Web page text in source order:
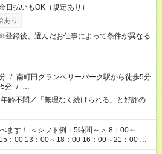
払いもOK（規定あり）
あり
登録後、選んだお仕事によって条件が異なる
/ 南町田グランベリーパーク駅から徒歩5分
分 / …
齢不問／「無理なく続けられる」と好評の
ます！ ＜シフト例：5時間～＞ 8：00～
：00 13：00～18：00 16：00～21：00 ＜
＞ ・10：00～19：00 ・13：00～22：00 ・